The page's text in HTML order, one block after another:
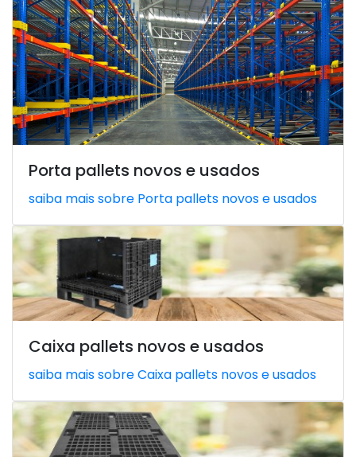
Porta pallets novos e usados
saiba mais sobre Porta pallets novos e usados
Caixa pallets novos e usados
saiba mais sobre Caixa pallets novos e usados